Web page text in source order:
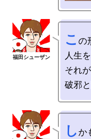
こ の
人生
それ
しか